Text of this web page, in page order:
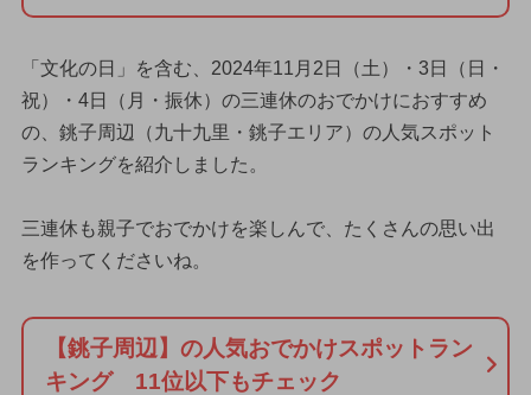
「文化の日」を含む、2024年11月2日（土）・3日（日・
祝）・4日（月・振休）の三連休のおでかけにおすすめ
の、銚子周辺（九十九里・銚子エリア）の人気スポット
ランキングを紹介しました。
三連休も親子でおでかけを楽しんで、たくさんの思い出
を作ってくださいね。
【銚子周辺】の人気おでかけスポットラン
キング 11位以下もチェック